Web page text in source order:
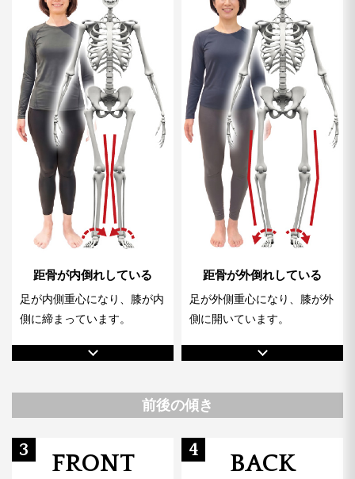
距骨が内倒れしている
足が内側重心になり、膝が内
側に締まっています。
距骨が外倒れしている
足が外側重心になり、膝が外
側に開いています。
前後の傾き
3 FRONT 4 BACK